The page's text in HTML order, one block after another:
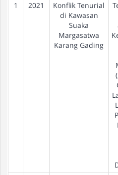
1
2021
Konflik Tenurial
di Kawasan
Suaka
Margasatwa
Karang Gading